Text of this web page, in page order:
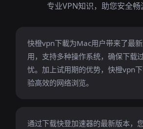
专业VPN知识，助您安全畅
快橙vpn下載为Mac用户带来了最
用，支持多种操作系统，确保下载
忧。加上试用期的优势，快橙vpn
验高效的网络浏览。
通过下载快登加速器的最新版本，